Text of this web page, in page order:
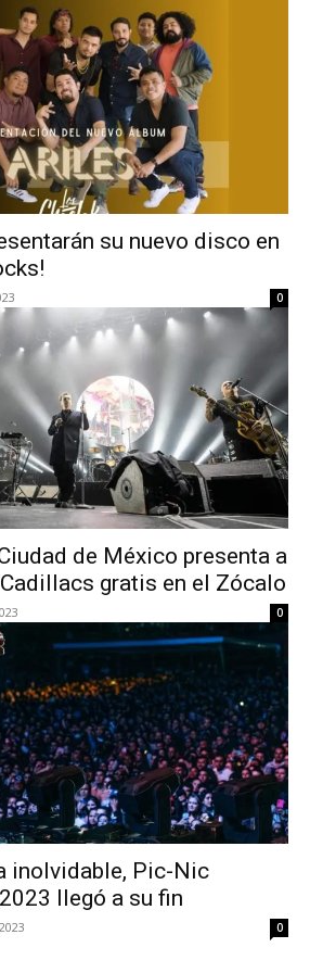
su nuevo disco en
0
de México presenta a
gratis en el Zócalo
0
inolvidable, Pic-Nic
llegó a su fin
0